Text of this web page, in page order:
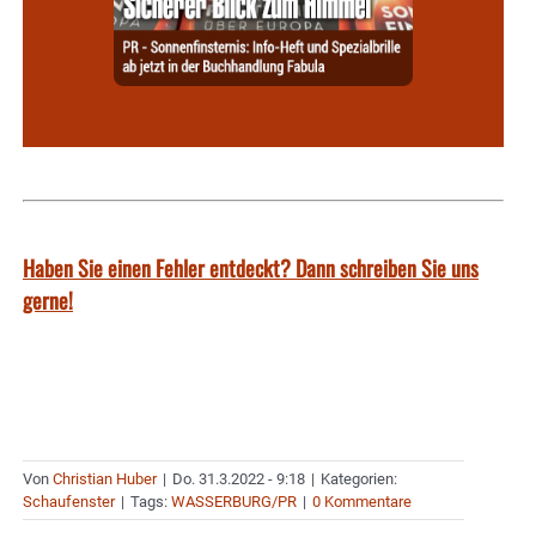
Haben Sie einen Fehler entdeckt? Dann schreiben Sie uns
gerne!
Von Christian Huber | Do. 31.3.2022 - 9:18 | Kategorien:
Schaufenster | Tags: WASSERBURG/PR | 0 Kommentare